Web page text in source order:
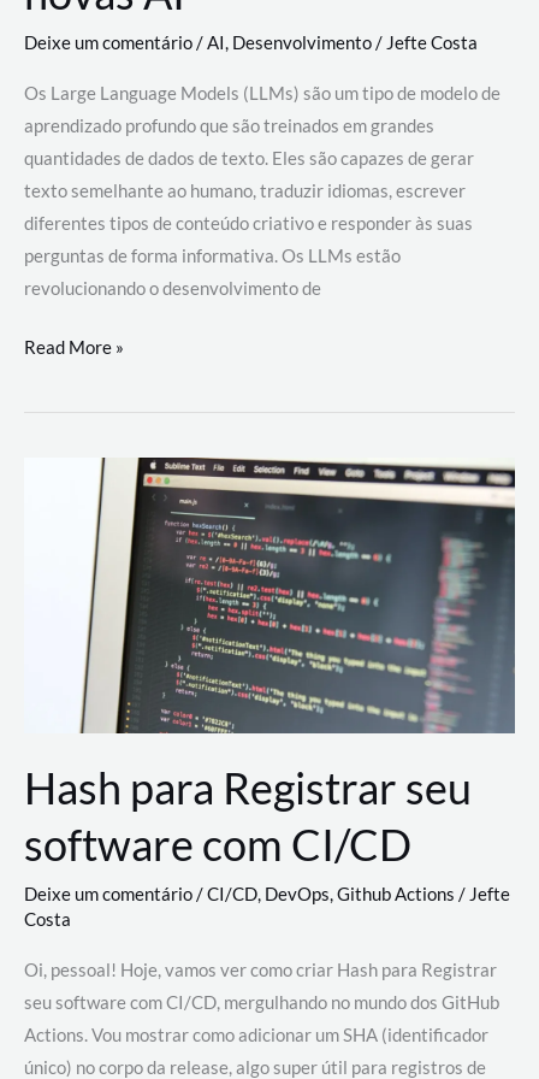
Deixe um comentário/AI, Desenvolvimento/ Jefte Costa
Os Large Language Models (LLMs) são um tipo de modelo de
aprendizado profundo que são treinados em grandes
quantidades de dados de texto. Eles são capazes de gerar
texto semelhante ao humano, traduzir idiomas, escrever
diferentes tipos de conteúdo criativo e responder às suas
perguntas de forma informativa. Os LLMs estão
revolucionando o desenvolvimento de
Large
Models
revolucionando
desenvolvimento
Read More »
Hash para Registrar seu
software com CI/CD
Deixe um comentário/CI/CD, DevOps,Github Actions /Jefte
Costa
Oi, pessoal! Hoje, vamos ver como criar Hash para Registrar
seu software com CI/CD, mergulhando no mundo dos GitHub
Actions. Vou mostrar como adicionar um SHA (identificador
único) no corpo da release, algo super útil para registros de